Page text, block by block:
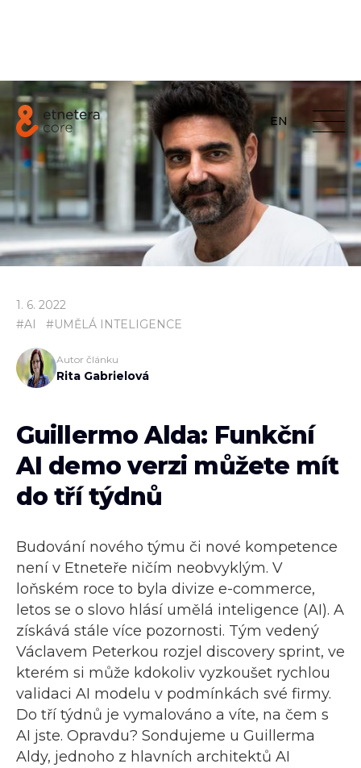
EN
1. 6. 2022
#AI #UMĚLÁ INTELIGENCE
Autor článku
Rita Gabrielová
Guillermo Alda: Funkční
AI demo verzi můžete mít
do tří týdnů
Budování nového týmu či nové kompetence
není v Etneteře ničím neobvyklým. V
loňském roce to byla divize e-commerce,
letos se o slovo hlásí umělá inteligence (AI). A
získává stále více pozornosti. Tým vedený
Václavem Peterkou rozjel discovery sprint, ve
kterém si může kdokoliv vyzkoušet rychlou
validaci AI modelu v podmínkách své firmy.
Do tří týdnů je vymalováno a víte, na čem s
AI jste. Opravdu? Sondujeme u Guillerma
Aldy, jednoho z hlavních architektů AI